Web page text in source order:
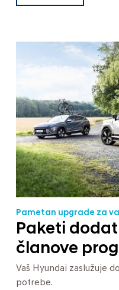
Pametan upgrade za
Paketi
članove
Vaš Hyundai zaslužuje
potrebe.